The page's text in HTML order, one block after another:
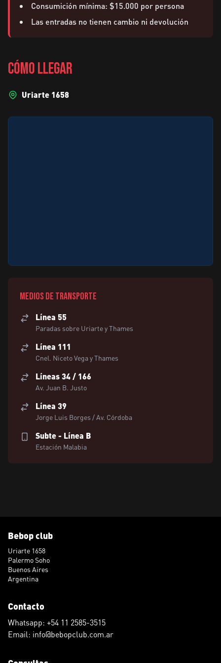
Consumición mínima: $15.000 por persona
Las entradas no tienen cambio ni devolución
CÓMO LLEGAR
Uriarte 1658
Medios de transporte
Línea 55
Paradas sobre Uriarte y Thames
Línea 111
Cnel. Niceto Vega y Thames
Líneas 34 / 166
Av. Juan B. Justo
Línea 39
Jorge Luis Borges / Av. Córdoba
Subte - Línea B
Estación Malabia
Bebop club
Uriarte 1658
Palermo Soho
Buenos Aires
Argentina
Contacto
Whatsapp: +54 11 2585-3515
Email: info@bebopclub.com.ar